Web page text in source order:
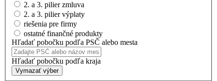
2. a 3. pilier zmluva
2. a 3. pilier výplaty
riešenia pre firmy
ostatné finančné produkty
Hľadať pobočku podľa PSČ alebo mesta
Hľadať pobočku podľa kraja
Vymazať výber